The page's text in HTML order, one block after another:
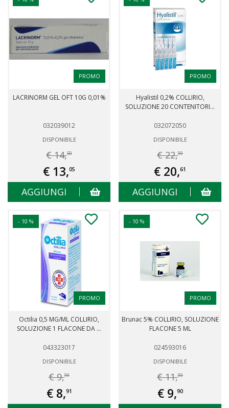
PROMO
LACRINORM GEL OFT 10G 0,01%
032039012
DISPONIBILE
€ 14,50
€ 13,05
AGGIUNGI
PROMO
Hyalistil 0,2% COLLIRIO,
SOLUZIONE 20 CONTENITORI...
032072050
DISPONIBILE
€ 22,90
€ 20,61
AGGIUNGI
- 10 %
PROMO
Octilia 0,5 MG/ML COLLIRIO,
SOLUZIONE 1 FLACONE DA ...
043323017
DISPONIBILE
€ 9,90
€ 8,91
- 10 %
PROMO
Brunac 5% COLLIRIO, SOLUZIONE
FLACONE 5 ML
024593016
DISPONIBILE
€ 11,00
€ 9,90